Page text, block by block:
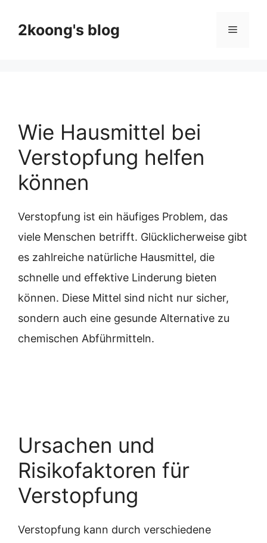
content2koong's blog Menu
Wie Hausmittel bei
Verstopfung helfen
können
Verstopfung ist ein häufiges Problem, das
viele Menschen betrifft. Glücklicherweise gibt
es zahlreiche natürliche Hausmittel, die
schnelle und effektive Linderung bieten
können. Diese Mittel sind nicht nur sicher,
sondern auch eine gesunde Alternative zu
chemischen Abführmitteln.
Ursachen und
Risikofaktoren für
Verstopfung
Verstopfung kann durch verschiedene